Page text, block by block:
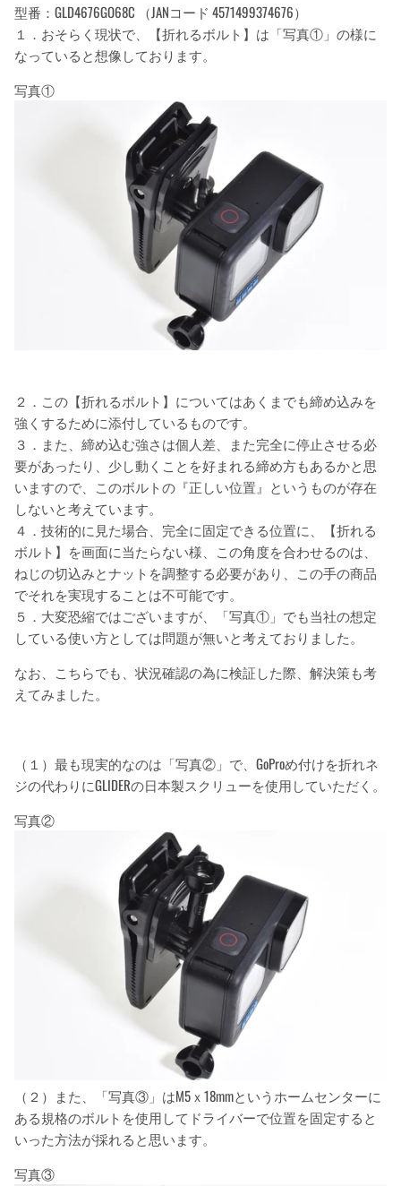
型番：GLD4676GO68C （JANコード 4571499374676）
１．おそらく現状で、【折れるボルト】は「写真①」の様に
なっていると想像しております。
写真①
２．この【折れるボルト】についてはあくまでも締め込みを
強くするために添付しているものです。
３．また、締め込む強さは個人差、また完全に停止させる必
要があったり、少し動くことを好まれる締め方もあるかと思
いますので、このボルトの『正しい位置』というものが存在
しないと考えています。
４．技術的に見た場合、完全に固定できる位置に、【折れる
ボルト】を画面に当たらない様、この角度を合わせるのは、
ねじの切込みとナットを調整する必要があり、この手の商品
でそれを実現することは不可能です。
５．大変恐縮ではございますが、「写真①」でも当社の想定
している使い方としては問題が無いと考えておりました。
なお、こちらでも、状況確認の為に検証した際、解決策も考
えてみました。
（１）最も現実的なのは「写真②」で、GoProめ付けを折れネ
ジの代わりにGLIDERの日本製スクリューを使用していただく。
写真②
（２）また、「写真③」はM5ｘ18mmというホームセンターに
ある規格のボルトを使用してドライバーで位置を固定すると
いった方法が採れると思います。
写真③